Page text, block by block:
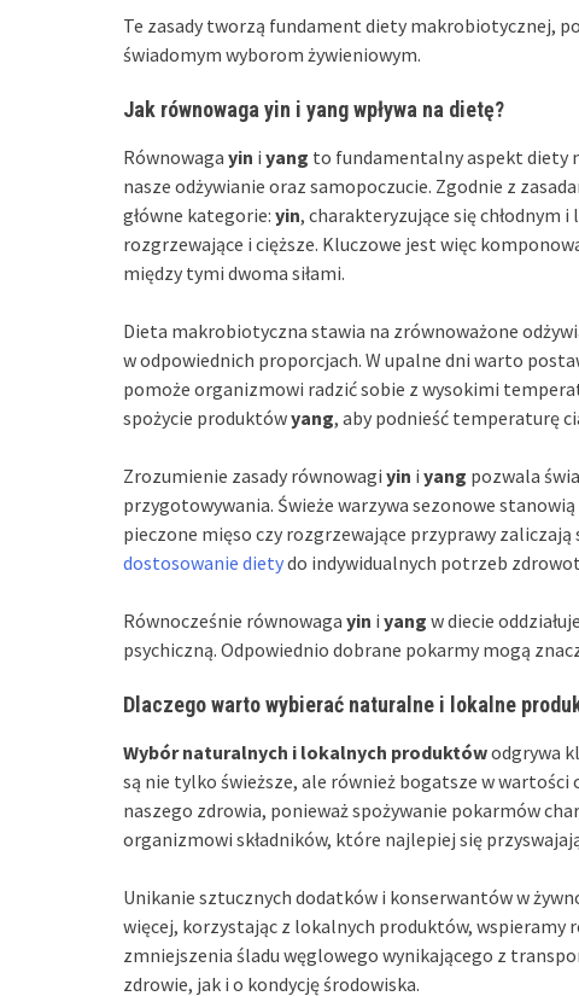
Te zasady tworzą fundament diety makrobiotycznej,
świadomym wyborom żywieniowym.
Jak równowaga yin i yang wpływa na dietę?
Równowaga yin i yang to fundamentalny aspekt diety
nasze odżywianie oraz samopoczucie. Zgodnie z
główne kategorie: yin, charakteryzujące się chłodnym
rozgrzewające i cięższe. Kluczowe jest więc
między tymi dwoma siłami.
Dieta makrobiotyczna stawia na zrównoważone
w odpowiednich proporcjach. W upalne dni warto
pomoże organizmowi radzić sobie z wysokimi
spożycie produktówyang, aby podnieść temperaturę
Zrozumienie zasady równowagi yin i yang pozwala
przygotowywania. Świeże warzywa sezonowe
pieczone mięso czy rozgrzewające przyprawy
dostosowanie dietydo indywidualnych potrzeb
Równocześnie równowaga yin i yang w diecie
psychiczną. Odpowiednio dobrane pokarmy mogą
Dlaczego warto wybierać naturalne i lokalne
Wybór naturalnych i lokalnych produktówodgrywa
są nie tylko świeższe, ale również bogatsze w wartości
naszego zdrowia, ponieważ spożywanie pokarmów
organizmowi składników, które najlepiej się
Unikanie sztucznych dodatków i konserwantów w
więcej, korzystając z lokalnych produktów, wspieramy
zmniejszenia śladu węglowego wynikającego z
zdrowie, jak i o kondycję środowiska.